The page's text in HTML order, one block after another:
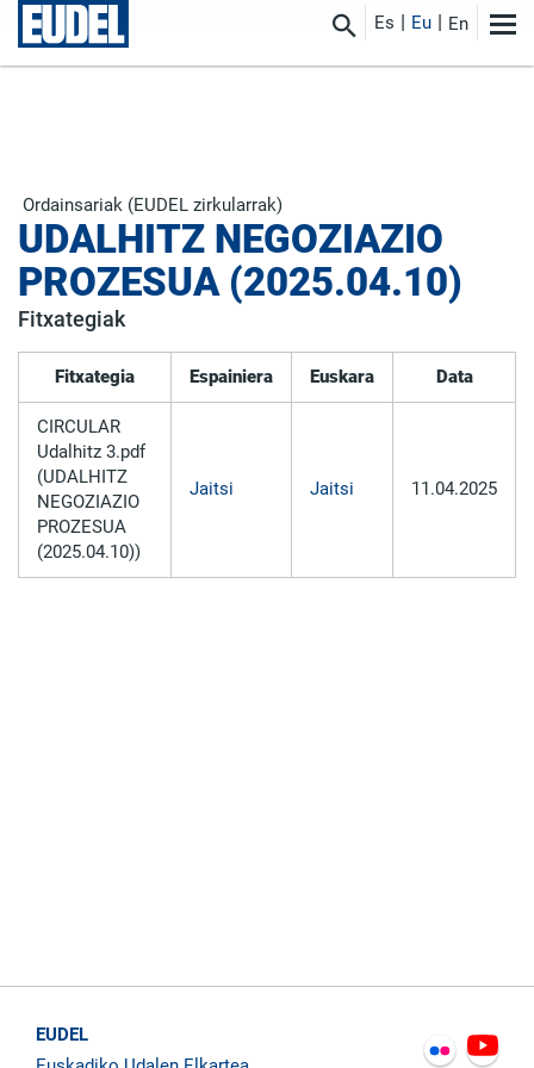
Es Eu En
Ordainsariak (EUDEL zirkularrak)
UDALHITZ NEGOZIAZIO
PROZESUA (2025.04.10)
Fitxategiak
Fitxategia Espainiera Euskara Data
CIRCULAR
Udalhitz 3.pdf
(UDALHITZ
NEGOZIAZIO
PROZESUA
(2025.04.10))
Jaitsi Jaitsi 11.04.2025
EUDEL